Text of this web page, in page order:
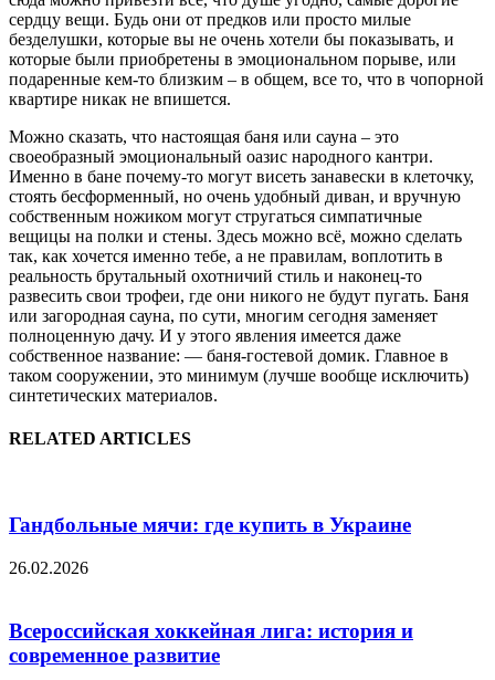
сердцу вещи. Будь они от предков или просто милые
безделушки, которые вы не очень хотели бы показывать, и
которые были приобретены в эмоциональном порыве, или
подаренные кем-то близким – в общем, все то, что в чопорной
квартире никак не впишется.
Можно сказать, что настоящая баня или сауна – это
своеобразный эмоциональный оазис народного кантри.
Именно в бане почему-то могут висеть занавески в клеточку,
стоять бесформенный, но очень удобный диван, и вручную
собственным ножиком могут стругаться симпатичные
вещицы на полки и стены. Здесь можно всё, можно сделать
так, как хочется именно тебе, а не правилам, воплотить в
реальность брутальный охотничий стиль и наконец-то
развесить свои трофеи, где они никого не будут пугать. Баня
или загородная сауна, по сути, многим сегодня заменяет
полноценную дачу. И у этого явления имеется даже
собственное название: — баня-гостевой домик. Главное в
таком сооружении, это минимум (лучше вообще исключить)
синтетических материалов.
RELATED ARTICLES
Гандбольные мячи: где купить в Украине
26.02.2026
Всероссийская хоккейная лига: история и
современное развитие